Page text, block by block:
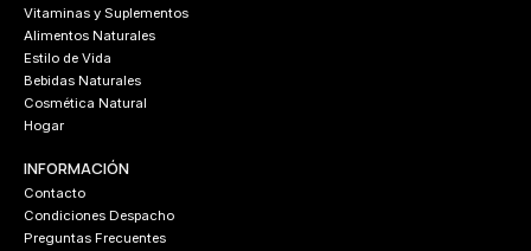
Vitaminas y Suplementos
Alimentos Naturales
Estilo de Vida
Bebidas Naturales
Cosmética Natural
Hogar
INFORMACIÓN
Contacto
Condiciones Despacho
Preguntas Frecuentes